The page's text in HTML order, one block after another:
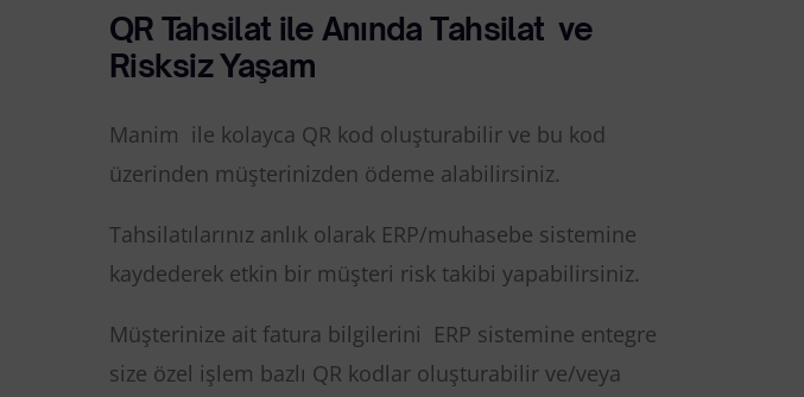
QR Tahsilat ile Anında Tahsilat ve
Risksiz Yaşam
Manim ile kolayca QR kod oluşturabilir ve bu kod
üzerinden müşterinizden ödeme alabilirsiniz.
Tahsilatılarınız anlık olarak ERP/muhasebe sistemine
kaydederek etkin bir müşteri risk takibi yapabilirsiniz.
Müşterinize ait fatura bilgilerini ERP sistemine entegre
size özel işlem bazlı QR kodlar oluşturabilir ve/veya